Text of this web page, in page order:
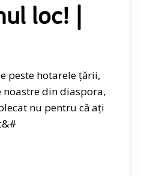
loc! |
peste hotarele țării,
din diaspora,
nu pentru că ați